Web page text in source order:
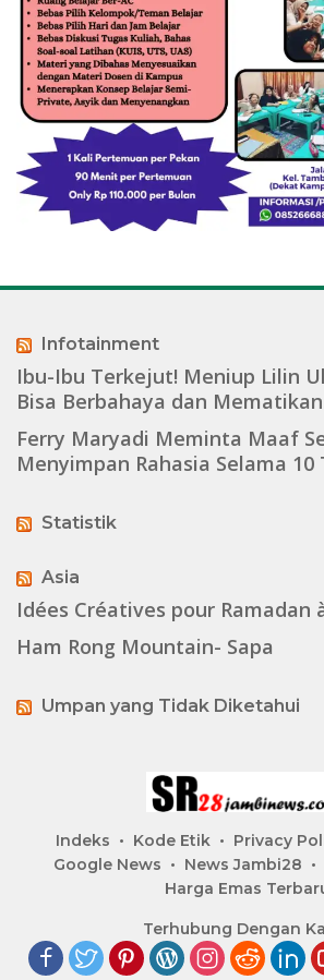
Infotainment
Ibu-Ibu Terkejut! Meniup Lilin
Bisa Berbahaya dan Mematikan
Ferry Maryadi Meminta Maaf
Menyimpan Rahasia Selama 10
Statistik
Asia
Idées Créatives pour Ramadan
Ham Rong Mountain- Sapa
Umpan yang Tidak Diketahui
Indeks Kode Etik Privacy
Google News
News Jambi28
Harga Emas
Terhubung Dengan